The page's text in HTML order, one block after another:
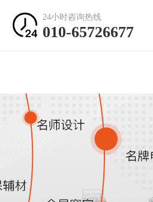
24小时咨询热线
010-65726677